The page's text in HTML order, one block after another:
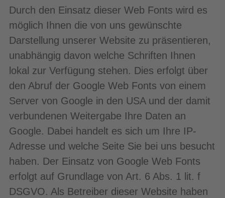
Durch den Einsatz dieser Web Fonts wird es
möglich Ihnen die von uns gewünschte
Darstellung unserer Website zu präsentieren,
unabhängig davon welche Schriften Ihnen
lokal zur Verfügung stehen. Dies erfolgt über
den Abruf der Google Web Fonts von einem
Server von Google in den USA und der damit
verbundenen Weitergabe Ihre Daten an
Google. Dabei handelt es sich um Ihre IP-
Adresse und welche Seite Sie bei uns besucht
haben. Der Einsatz von Google Web Fonts
erfolgt auf Grundlage von Art. 6 Abs. 1 lit. f
DSGVO. Als Betreiber dieser Website haben